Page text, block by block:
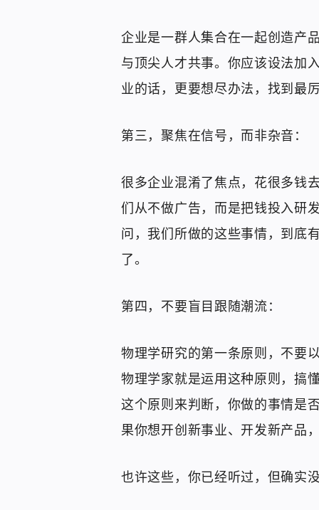
企业是一群人集合在一起创造产
与顶尖人才共事。你应该设法加
业的话，更要想尽办法，找到最
第三，聚焦在信号，而非杂音：
很多企业混淆了焦点，花很多钱
们从不做广告，而是把钱投入研
问，我们所做的这些事情，到底
了。
第四，不要盲目跟随潮流：
物理学研究的第一条原则，不要
物理学家就是运用这种原则，搞
这个原则来判断，你做的事情是
果你想开创新事业、开发新产品
也许这些，你已经听过，但确实